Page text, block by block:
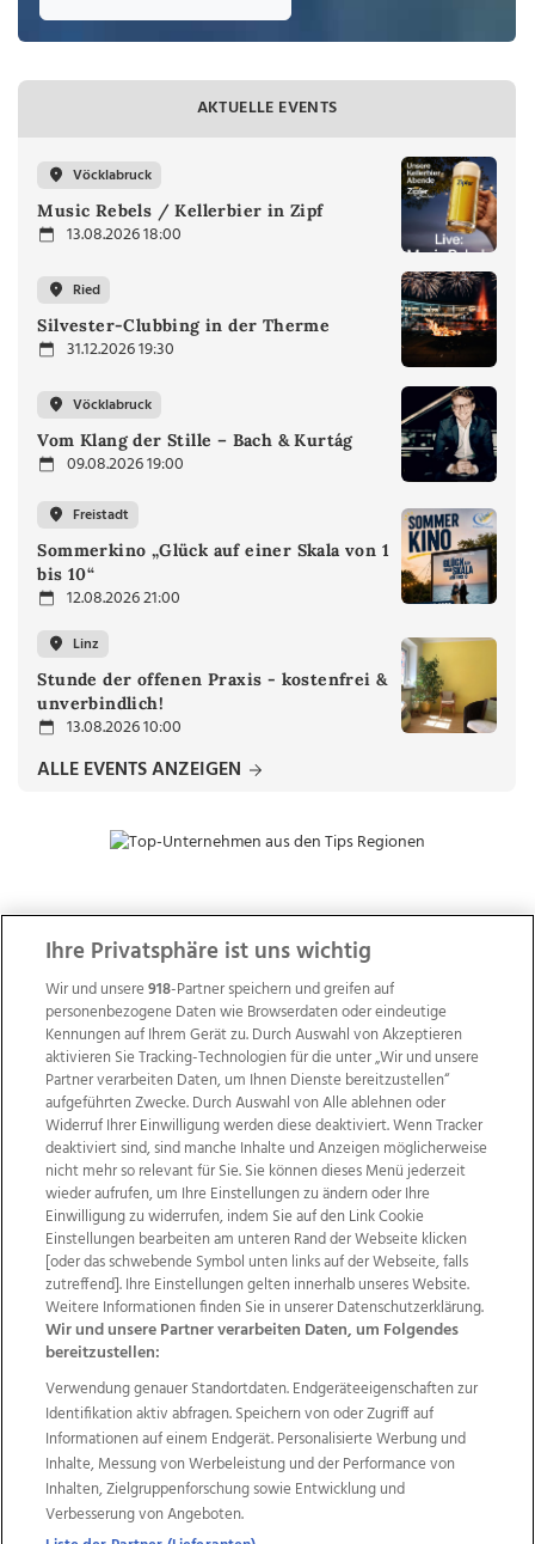
AKTUELLE EVENTS
Vöcklabruck
Music Rebels / Kellerbier in Zipf
13.08.2026 18:00
Ried
Silvester-Clubbing in der Therme
31.12.2026 19:30
Vöcklabruck
Vom Klang der Stille – Bach & Kurtág
09.08.2026 19:00
Freistadt
Sommerkino „Glück auf einer Skala von 1
bis 10“
12.08.2026 21:00
Linz
Stunde der offenen Praxis - kostenfrei &
unverbindlich!
13.08.2026 10:00
ALLE EVENTS ANZEIGEN
ZUR NACHRICHTENÜBERSICHT
Wir über uns Mediadaten Kontakt
Jobs
Datenschutz
Impressum
AGB Anzeigekunden
AGB Website
Ehrenkodex Politische Werbung
Weitere Angebote des Medienhauses Wimmer
TV1 di-mog-i.at OÖNow
Ischler Woche
Life Radio
OÖNachrichten
OÖN Immobilien
OÖN Karriere
OÖN Reise
Promenaden Galerien
Regionaljobs
wasistlos.at
Ihre Privatsphäre ist uns wichtig
Wir und unsere918-Partner speichern und greifen auf
personenbezogene Daten wie Browserdaten oder eindeutige
Kennungen auf Ihrem Gerät zu. Durch Auswahl von Akzeptieren
aktivieren Sie Tracking-Technologien für die unter „Wir und unsere
Partner verarbeiten Daten, um Ihnen Dienste bereitzustellen“
aufgeführten Zwecke. Durch Auswahl von Alle ablehnen oder
Widerruf Ihrer Einwilligung werden diese deaktiviert. Wenn Tracker
deaktiviert sind, sind manche Inhalte und Anzeigen möglicherweise
nicht mehr so relevant für Sie. Sie können dieses Menü jederzeit
wieder aufrufen, um Ihre Einstellungen zu ändern oder Ihre
Einwilligung zu widerrufen, indem Sie auf den Link Cookie
Einstellungen bearbeiten am unteren Rand der Webseite klicken
[oder das schwebende Symbol unten links auf der Webseite, falls
zutreffend]. Ihre Einstellungen gelten innerhalb unseres Website.
Weitere Informationen finden Sie in unserer Datenschutzerklärung.
Wir und unsere Partner verarbeiten Daten, um Folgendes
bereitzustellen:
Verwendung genauer Standortdaten. Endgeräteeigenschaften zur
Identifikation aktiv abfragen. Speichern von oder Zugriff auf
Informationen auf einem Endgerät. Personalisierte Werbung und
Inhalte, Messung von Werbeleistung und der Performance von
Inhalten, Zielgruppenforschung sowie Entwicklung und
Verbesserung von Angeboten.